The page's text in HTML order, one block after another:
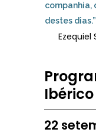
companhia,
destes dias.”
Ezequiel
Ibérico
22